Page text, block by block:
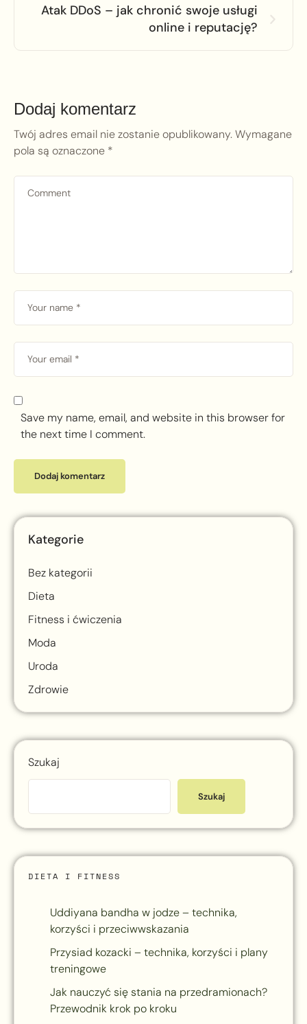
Atak DDoS – jak chronić swoje usługi
online i reputację?
Dodaj komentarz
Twój adres email nie zostanie opublikowany.Wymagane
pola są oznaczone *
Save my name, email, and website in this browser for
the next time I comment.
Kategorie
Bez kategorii
Dieta
Fitness i ćwiczenia
Moda
Uroda
Zdrowie
Szukaj
Szukaj
DIETA I FITNESS
Uddiyana bandha w jodze – technika,
korzyści i przeciwwskazania
Przysiad kozacki – technika, korzyści i plany
treningowe
Jak nauczyć się stania na przedramionach?
Przewodnik krok po kroku